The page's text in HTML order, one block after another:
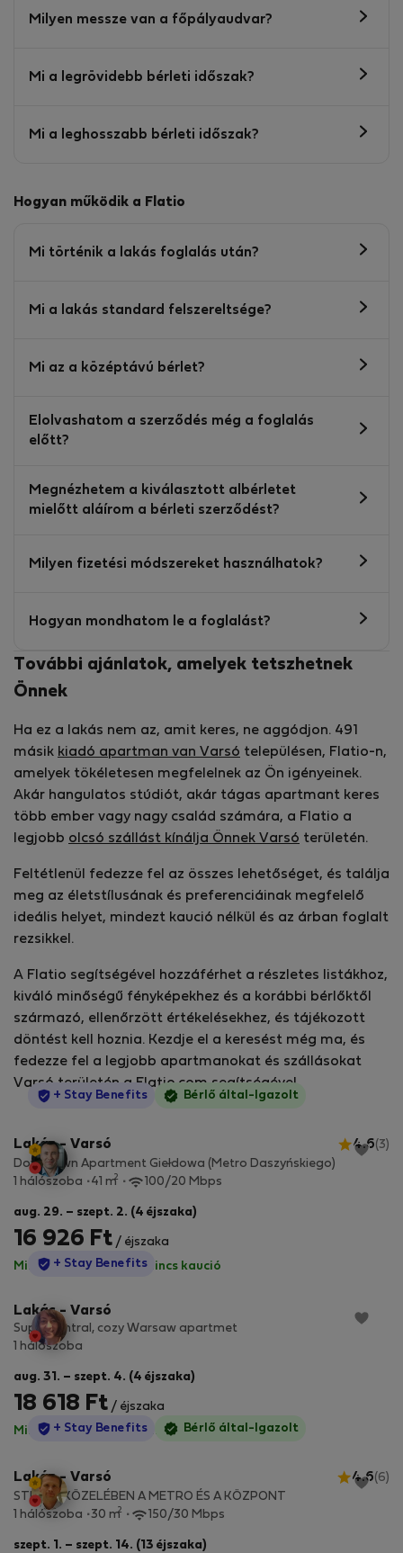
Milyen messze van a főpályaudvar?
Mi a legrövidebb bérleti időszak?
Mi a leghosszabb bérleti időszak?
Hogyan működik a Flatio
Mi történik a lakás foglalás után?
Mi a lakás standard felszereltsége?
Mi az a középtávú bérlet?
Elolvashatom a szerződés még a foglalás
előtt?
Megnézhetem a kiválasztott albérletet
mielőtt aláírom a bérleti szerződést?
Milyen fizetési módszereket használhatok?
Hogyan mondhatom le a foglalást?
További ajánlatok, amelyek tetszhetnek
Önnek
Ha ez a lakás nem az, amit keres, ne aggódjon. 491
másik kiadó apartman van Varsó településen, Flatio-n,
amelyek tökéletesen megfelelnek az Ön igényeinek.
Akár hangulatos stúdiót, akár tágas apartmant keres
több ember vagy nagy család számára, a Flatio a
legjobb olcsó szállást kínálja Önnek Varsó területén.
Feltétlenül fedezze fel az összes lehetőséget, és találja
meg az életstílusának és preferenciáinak megfelelő
ideális helyet, mindezt kaució nélkül és az árban foglalt
rezsikkel.
A Flatio segítségével hozzáférhet a részletes listákhoz,
kiváló minőségű fényképekhez és a korábbi bérlőktől
származó, ellenőrzött értékelésekhez, és tájékozott
döntést kell hoznia. Kezdje el a keresést még ma, és
fedezze fel a legjobb apartmanokat és szállásokat
Varsó területén a Flatio.com segítségével.
StayProtection
+ Stay Benefits Bérlő által-Igazolt
Lakás - Varsó 4.6(3)
Downtown Apartment Giełdowa (Metro Daszyńskiego)
1 hálószoba
41 m2 100/20 Mbps
aug. 29. – szept. 2. (4 éjszaka)
16 926 Ft / éjszaka
Minden díj benne van·Nincs kaució
StayProtection
+ Stay Benefits
Lakás - Varsó
Super central, cozy Warsaw apartmet
1 hálószoba
aug. 31. – szept. 4. (4 éjszaka)
18 618 Ft / éjszaka
Minden díj benne van·Nincs kaució
StayProtection
+ Stay Benefits Bérlő által-Igazolt
Lakás - Varsó 4.6(6)
STUDIO KÖZELÉBEN A METRO ÉS A KÖZPONT
1 hálószoba
30 m2 150/30 Mbps
szept. 1. – szept. 14. (13 éjszaka)